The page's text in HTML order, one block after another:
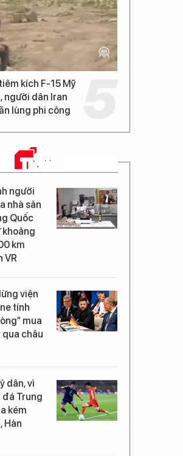
kích F-15 Mỹ
người dân Iran
lùng phi công
TIN MỚI
người
nhà sản
Quốc
khoảng
km
VR
viện
tính
mua
qua châu
dân, vì
đá Trung
kém
Hàn